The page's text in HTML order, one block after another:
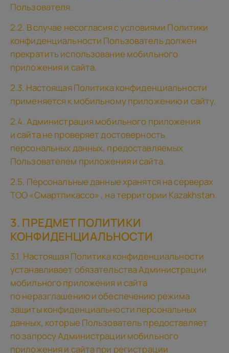
Пользователя.
2.2. В случае несогласия с условиями Политики
конфиденциальности Пользователь должен
прекратить использование мобильного
приложения и сайта.
2.3. Настоящая Политика конфиденциальности
применяется к мобильному приложению и сайту.
2.4. Администрация мобильного приложения
и сайта не проверяет достоверность
персональных данных, предоставляемых
Пользователем приложения и сайта.
2.5. Персональные данные хранятся на серверах
TOO «Смартпикассо» , на территории Kazakhstan.
3. ПРЕДМЕТ ПОЛИТИКИ
КОНФИДЕНЦИАЛЬНОСТИ
3.1. Настоящая Политика конфиденциальности
устанавливает обязательства Администрации
мобильного приложения и сайта
по неразглашению и обеспечению режима
защиты конфиденциальности персональных
данных, которые Пользователь предоставляет
по запросу Администрации мобильного
приложения и сайта при регистрации